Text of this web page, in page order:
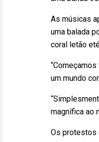
As músicas
uma balada
coral letão
um mundo
magnífica ao
Os protestos